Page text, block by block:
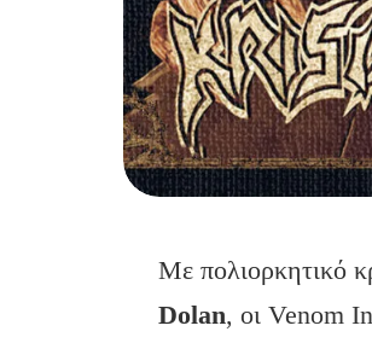
Με πολιορκητικό
Dolan, οι Venom